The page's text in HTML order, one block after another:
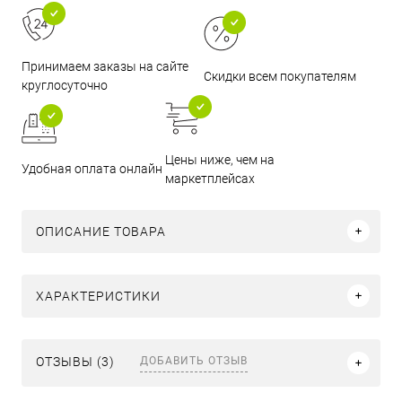
Принимаем заказы на сайте
круглосуточно
Скидки всем покупателям
Удобная оплата онлайн
Цены ниже, чем на
маркетплейсах
ОПИСАНИЕ ТОВАРА
ХАРАКТЕРИСТИКИ
ОТЗЫВЫ (3) ДОБАВИТЬ ОТЗЫВ